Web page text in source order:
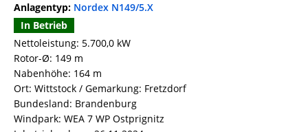
Anlagentyp: Nordex N149/5.X
In Betrieb
Nettoleistung: 5.700,0 kW
Rotor-Ø: 149 m
Nabenhöhe: 164 m
Ort: Wittstock / Gemarkung: Fretzdorf
Bundesland: Brandenburg
Windpark: WEA 7 WP Ostprignitz